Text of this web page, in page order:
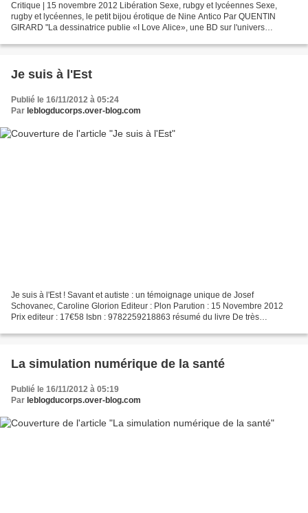
Critique | 15 novembre 2012 Libération Sexe, rubgy et lycéennes Sexe,
rugby et lycéennes, le petit bijou érotique de Nine Antico Par QUENTIN
GIRARD "La dessinatrice publie «I Love Alice», une BD sur l'univers
Je suis à l'Est
Publié le 16/11/2012 à 05:24
Par leblogducorps.over-blog.com
Je suis à l'Est ! Savant et autiste : un témoignage unique de Josef
Schovanec, Caroline Glorion Editeur : Plon Parution : 15 Novembre 2012
Prix editeur : 17€58 Isbn : 9782259218863 résumé du livre De très
La simulation numérique de la santé
Publié le 16/11/2012 à 05:19
Par leblogducorps.over-blog.com